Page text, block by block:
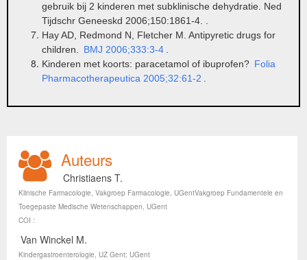
gebruik bij 2 kinderen met subklinische dehydratie. Ned
Tijdschr Geneeskd 2006;150:1861-4. .
Hay AD, Redmond N, Fletcher M. Antipyretic drugs for
children. BMJ 2006;333:3-4 .
Kinderen met koorts: paracetamol of ibuprofen? Folia
Pharmacotherapeutica 2005;32:61-2 .
Auteurs
Christiaens T.
Klinische Farmacologie, Vakgroep Farmacologie, UGentVakgroep Fundamentele en
Toegepaste Medische Wetenschappen, UGent
COI :
Van Winckel M.
Kindergastroenterologie, UZ Gent; UGent